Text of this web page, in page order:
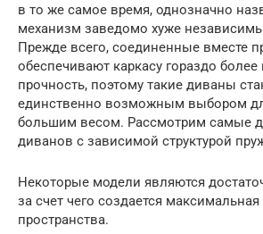
в то же самое время, однозначно
механизм заведомо хуже
Прежде всего, соединенные вместе
обеспечивают каркасу гораздо
прочность, поэтому такие диваны
единственно возможным выбором
большим весом. Рассмотрим самые
диванов с зависимой структурой
Некоторые модели являются
за счет чего создается
пространства.